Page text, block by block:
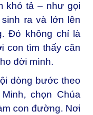
khó tả – như gọi
ra và lớn lên
Đó không chỉ là
con tìm thấy căn
đời mình.
dòng bước theo
chọn Chúa
con đường. Nơi